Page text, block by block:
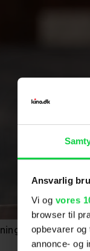
Ansvarlig
Vi og vores
browser til
opbevarer og
annonce- og
Show / Apple